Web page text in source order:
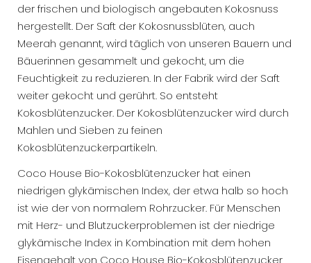
der frischen und biologisch angebauten Kokosnuss
hergestellt. Der Saft der Kokosnussblüten, auch
Meerah genannt, wird täglich von unseren Bauern und
Bäuerinnen gesammelt und gekocht, um die
Feuchtigkeit zu reduzieren. In der Fabrik wird der Saft
weiter gekocht und gerührt. So entsteht
Kokosblütenzucker. Der Kokosblütenzucker wird durch
Mahlen und Sieben zu feinen
Kokosblütenzuckerpartikeln.
Coco House Bio-Kokosblütenzucker hat einen
niedrigen glykämischen Index, der etwa halb so hoch
ist wie der von normalem Rohrzucker. Für Menschen
mit Herz- und Blutzuckerproblemen ist der niedrige
glykämische Index in Kombination mit dem hohen
Eisengehalt von Coco House Bio-Kokosblütenzucker